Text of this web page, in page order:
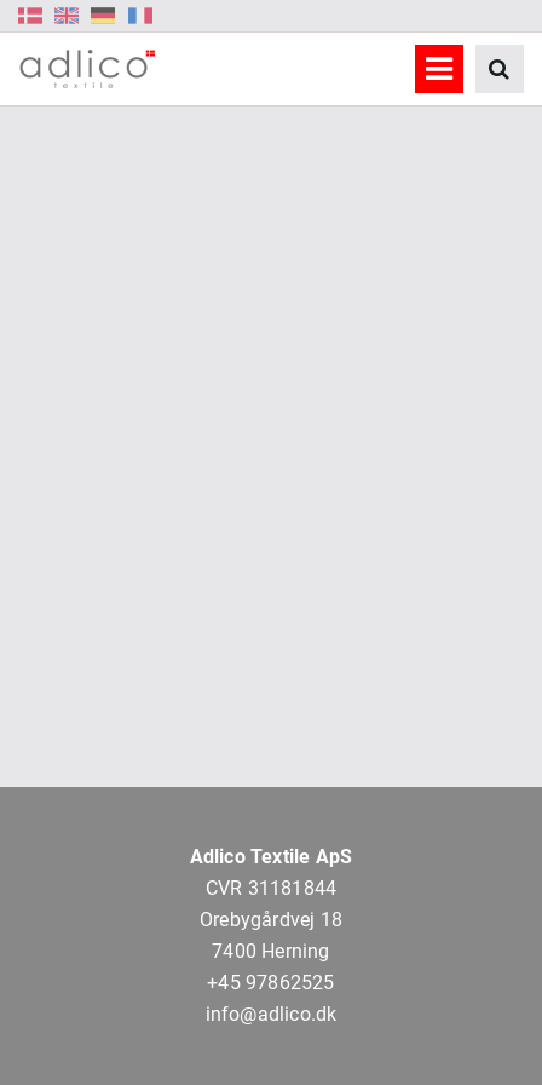
Adlico Textile ApS
CVR 31181844
Orebygårdvej 18
7400 Herning
+45 97862525
info@adlico.dk